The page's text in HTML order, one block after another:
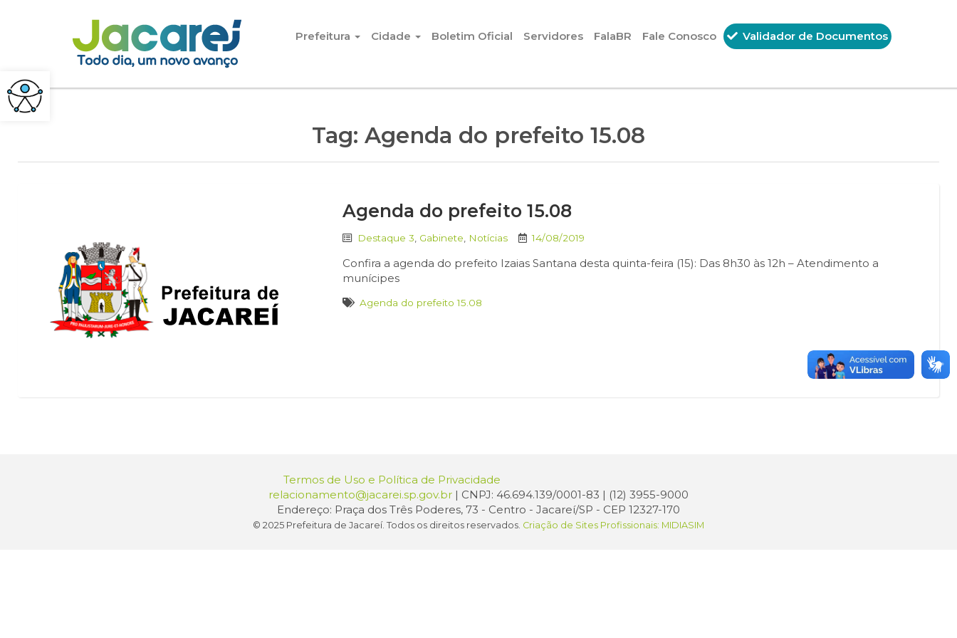
Pular para o conteúdo
Prefeitura
Cidade Boletim Oficial Servidores FalaBR Fale Conosco Validador de Documentos
Tag: Agenda do prefeito 15.08
Agenda do prefeito 15.08
Destaque 3 Gabinete Notícias 14/08/2019
Confira a agenda do prefeito Izaias Santana desta quinta-feira (15): Das 8h30 às 12h – Atendimento a
munícipes
Agenda do prefeito 15.08
Termos de Uso e Política de Privacidade
relacionamento@jacarei.sp.gov.br | CNPJ: 46.694.139/0001-83 | (12) 3955-9000
Endereço: Praça dos Três Poderes, 73 - Centro - Jacareí/SP - CEP 12327-170
© 2025 Prefeitura de Jacareí. Todos os direitos reservados. Criação de Sites Profissionais: MIDIASIM